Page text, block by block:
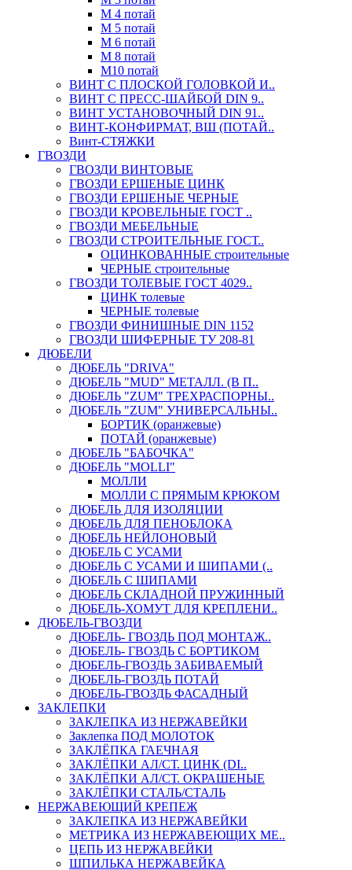
М 4 потай
М 5 потай
М 6 потай
М 8 потай
М10 потай
ВИНТ С ПЛОСКОЙ ГОЛОВКОЙ И..
ВИНТ С ПРЕСС-ШАЙБОЙ DIN 9..
ВИНТ УСТАНОВОЧНЫЙ DIN 91..
ВИНТ-КОНФИРМАТ, ВШ (ПОТАЙ..
Винт-СТЯЖКИ
ГВОЗДИ
ГВОЗДИ ВИНТОВЫЕ
ГВОЗДИ ЕРШЕНЫЕ ЦИНК
ГВОЗДИ ЕРШЕНЫЕ ЧЕРНЫЕ
ГВОЗДИ КРОВЕЛЬНЫЕ ГОСТ ..
ГВОЗДИ МЕБЕЛЬНЫЕ
ГВОЗДИ СТРОИТЕЛЬНЫЕ ГОСТ..
ОЦИНКОВАННЫЕ строительные
ЧЕРНЫЕ строительные
ГВОЗДИ ТОЛЕВЫЕ ГОСТ 4029..
ЦИНК толевые
ЧЕРНЫЕ толевые
ГВОЗДИ ФИНИШНЫЕ DIN 1152
ГВОЗДИ ШИФЕРНЫЕ ТУ 208-81
ДЮБЕЛИ
ДЮБЕЛЬ "DRIVA"
ДЮБЕЛЬ "MUD" МЕТАЛЛ. (В П..
ДЮБЕЛЬ "ZUM" ТРЕХРАСПОРНЫ..
ДЮБЕЛЬ "ZUM" УНИВЕРСАЛЬНЫ..
БОРТИК (оранжевые)
ПОТАЙ (оранжевые)
ДЮБЕЛЬ "БАБОЧКА"
ДЮБЕЛЬ "МOLLI"
МОЛЛИ
МОЛЛИ С ПРЯМЫМ КРЮКОМ
ДЮБЕЛЬ ДЛЯ ИЗОЛЯЦИИ
ДЮБЕЛЬ ДЛЯ ПЕНОБЛОКА
ДЮБЕЛЬ НЕЙЛОНОВЫЙ
ДЮБЕЛЬ С УСАМИ
ДЮБЕЛЬ С УСАМИ И ШИПАМИ (..
ДЮБЕЛЬ С ШИПАМИ
ДЮБЕЛЬ СКЛАДНОЙ ПРУЖИННЫЙ
ДЮБЕЛЬ-ХОМУТ ДЛЯ КРЕПЛЕНИ..
ДЮБЕЛЬ-ГВОЗДИ
ДЮБЕЛЬ- ГВОЗДЬ ПОД МОНТАЖ..
ДЮБЕЛЬ- ГВОЗДЬ С БОРТИКОМ
ДЮБЕЛЬ-ГВОЗДЬ ЗАБИВАЕМЫЙ
ДЮБЕЛЬ-ГВОЗДЬ ПОТАЙ
ДЮБЕЛЬ-ГВОЗДЬ ФАСАДНЫЙ
ЗАКЛЕПКИ
ЗАКЛЕПКА ИЗ НЕРЖАВЕЙКИ
Заклепка ПОД МОЛОТОК
ЗАКЛЁПКА ГАЕЧНАЯ
ЗАКЛЁПКИ АЛ/СТ. ЦИНК (DI..
ЗАКЛЁПКИ АЛ/СТ. ОКРАШЕНЫЕ
ЗАКЛЁПКИ СТАЛЬ/СТАЛЬ
НЕРЖАВЕЮЩИЙ КРЕПЕЖ
ЗАКЛЕПКА ИЗ НЕРЖАВЕЙКИ
МЕТРИКА ИЗ НЕРЖАВЕЮЩИХ МЕ..
ЦЕПЬ ИЗ НЕРЖАВЕЙКИ
ШПИЛЬКА НЕРЖАВЕЙКА